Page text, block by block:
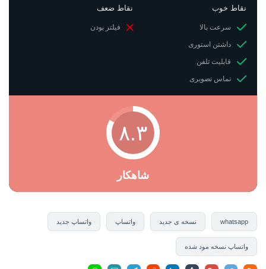
نقاط خوب
سرعت بالا
داشتن استوری
قابلیت تلفن
تماس تصویری
نقاط ضعف
فیلتر بودن
۸.۳
شاهکار
whatsapp نسخه ی جدید واتساپ واتساپ جدید
واتساپ نسخه مود شده